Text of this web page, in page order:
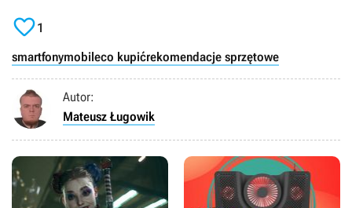
1
smartfonymobileco kupićrekomendacje sprzętowe
Autor:
Mateusz Ługowik